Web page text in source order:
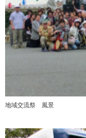
地域交流祭 風景